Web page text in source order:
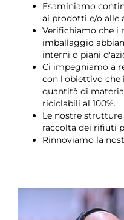
Esaminiamo
ai prodotti e/o alle
Verifichiamo che i
imballaggio
interni o piani
Ci impegniamo a
con l'obiettivo
quantità di
riciclabili al 100%.
Le nostre
raccolta dei rifiuti
Rinnoviamo la